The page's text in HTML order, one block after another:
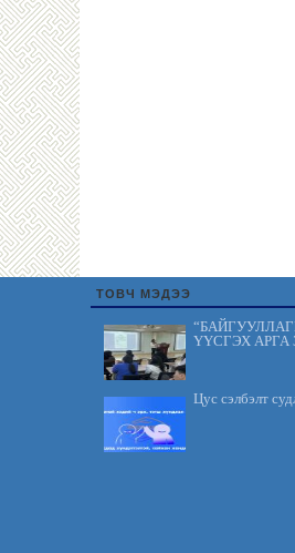
ТОВЧ МЭДЭЭ
ҮҮСГЭХ АРГА
Цус сэлбэлт